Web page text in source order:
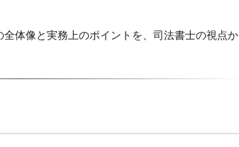
体像と実務上のポイントを、司法書士の視点か